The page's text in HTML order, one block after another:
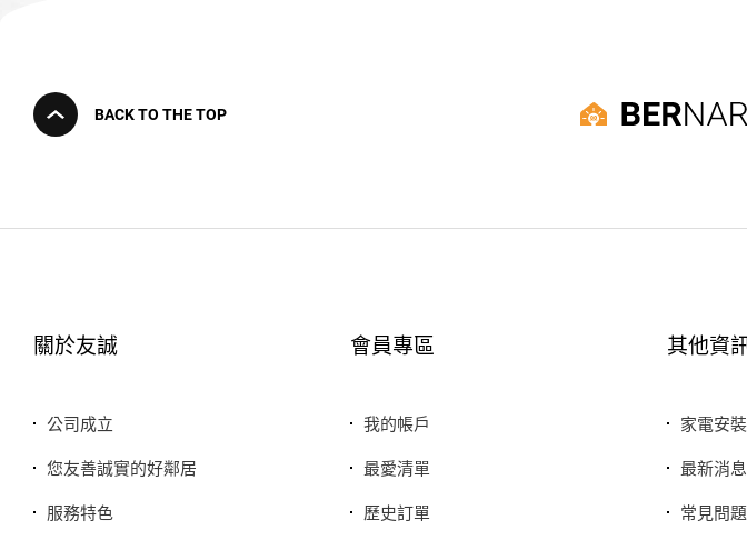
BACK TO THE TOP
關於友誠
公司成立
您友善誠實的好鄰居
服務特色
會員專區
我的帳戶
最愛清單
歷史訂單
其他資
家電安
最新消息
常見問題